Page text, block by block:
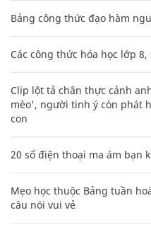
Bảng công thức đạo hàm
Các công thức hóa học lớp
Clip lột tả chân thực cảnh
mèo', người tinh ý còn phát
con
20 số điện thoại ma ám bạn
Mẹo học thuộc Bảng tuần
câu nói vui vẻ